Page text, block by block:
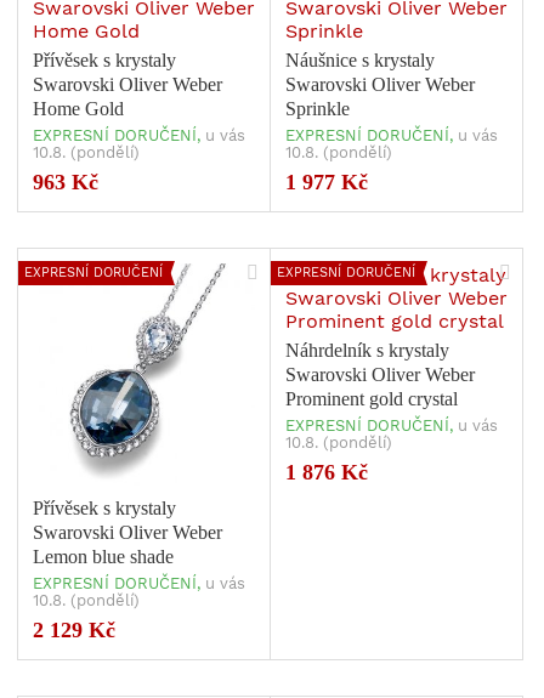
Přívěsek s krystaly
Swarovski Oliver Weber
Home Gold
EXPRESNÍ DORUČENÍ, u vás
10.8. (pondělí)
963 Kč
Náušnice s krystaly
Swarovski Oliver Weber
Sprinkle
EXPRESNÍ DORUČENÍ, u vás
10.8. (pondělí)
1 977 Kč
EXPRESNÍ DORUČENÍ
Přívěsek s krystaly
Swarovski Oliver Weber
Lemon blue shade
EXPRESNÍ DORUČENÍ, u vás
10.8. (pondělí)
2 129 Kč
EXPRESNÍ DORUČENÍ
Náhrdelník s krystaly
Swarovski Oliver Weber
Prominent gold crystal
EXPRESNÍ DORUČENÍ, u vás
10.8. (pondělí)
1 876 Kč